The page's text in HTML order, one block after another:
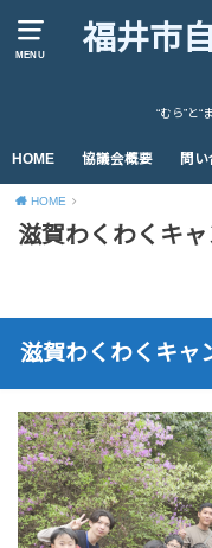
MENU
福井市
“むら”と“
HOME 協議会概要 問い
HOME
滋賀わくわくキャ
滋賀わくわくキャ